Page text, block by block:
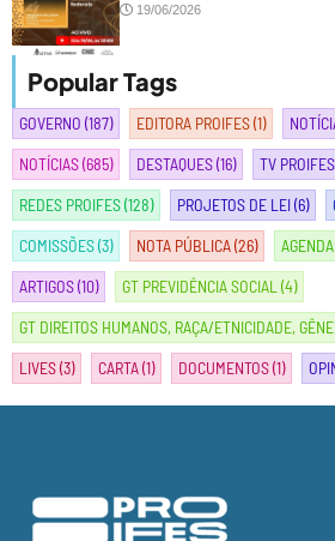
19/06/2026
Popular Tags
GOVERNO (187) EDITORA PROIFES(1)
NOTÍCIAS(685) DESTAQUES(16) TV PROIFES
REDES PROIFES(128) PROJETOS DE LEI(6)
COMISSÕES(3) NOTA PÚBLICA(26)
ARTIGOS(10) GT PREVIDÊNCIA SOCIAL (4)
GT DIREITOS HUMANOS, RAÇA/ETNICIDADE,
LIVES(3) CARTA(1) DOCUMENTOS(1)